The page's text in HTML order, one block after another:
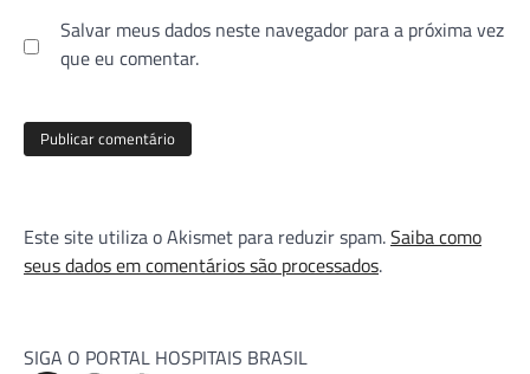
Salvar meus dados neste navegador para a próxima vez
que eu comentar.
Este site utiliza o Akismet para reduzir spam.Saiba como
seus dados em comentários são processados.
SIGA O PORTAL HOSPITAIS BRASIL